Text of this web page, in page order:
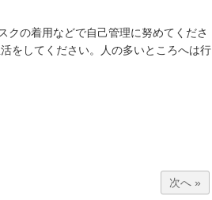
クの着用などで自己管理に努めてくださ
をしてください。人の多いところへは行
次へ »